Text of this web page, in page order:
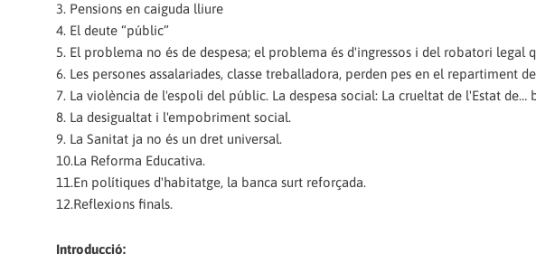
3. Pensions en caiguda lliure
4. El deute “públic”
5. El problema no és de despesa; el problema és d'ingressos i del robatori legal
6. Les persones assalariades, classe treballadora, perden pes en el repartiment
7. La violència de l'espoli del públic. La despesa social: La crueltat de l'Estat de…
8. La desigualtat i l'empobriment social.
9. La Sanitat ja no és un dret universal.
10.La Reforma Educativa.
11.En polítiques d'habitatge, la banca surt reforçada.
12.Reflexions finals.
Introducció: